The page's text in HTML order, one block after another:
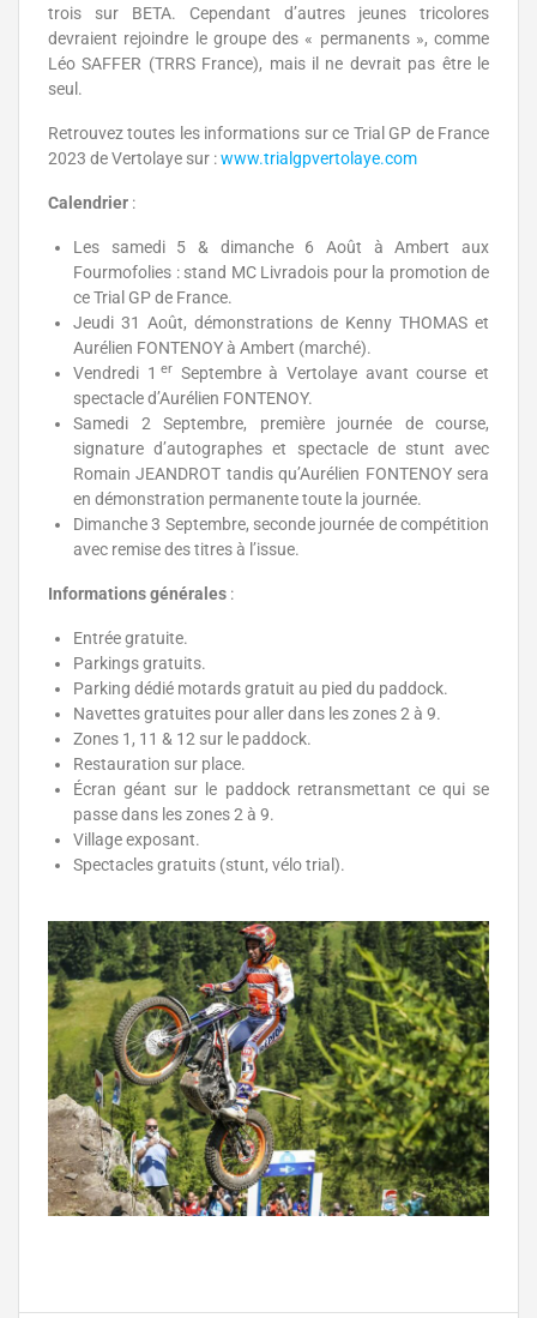
trois sur BETA. Cependant d’autres jeunes tricolores
devraient rejoindre le groupe des « permanents », comme
Léo SAFFER (TRRS France), mais il ne devrait pas être le
seul.
Retrouvez toutes les informations sur ce Trial GP de France
2023 de Vertolaye sur :www.trialgpvertolaye.com
Calendrier :
Les samedi 5 & dimanche 6 Août à Ambert aux
Fourmofolies : stand MC Livradois pour la promotion de
ce Trial GP de France.
Jeudi 31 Août, démonstrations de Kenny THOMAS et
Aurélien FONTENOY à Ambert (marché).
Vendredi 1 er Septembre à Vertolaye avant course et
spectacle d’Aurélien FONTENOY.
Samedi 2 Septembre, première journée de course,
signature d’autographes et spectacle de stunt avec
Romain JEANDROT tandis qu’Aurélien FONTENOY sera
en démonstration permanente toute la journée.
Dimanche 3 Septembre, seconde journée de compétition
avec remise des titres à l’issue.
Informations générales :
Entrée gratuite.
Parkings gratuits.
Parking dédié motards gratuit au pied du paddock.
Navettes gratuites pour aller dans les zones 2 à 9.
Zones 1, 11 & 12 sur le paddock.
Restauration sur place.
Écran géant sur le paddock retransmettant ce qui se
passe dans les zones 2 à 9.
Village exposant.
Spectacles gratuits (stunt, vélo trial).